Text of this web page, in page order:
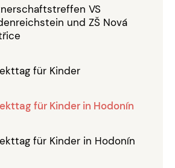
VS
und ZŠ Nová
für Kinder
für Kinder in Hodonín
für Kinder in Hodonín